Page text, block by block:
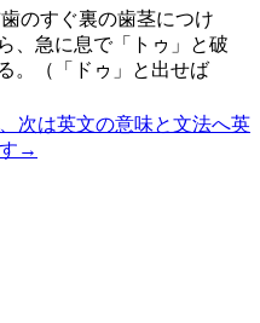
のすぐ裏の歯茎につけ
、急に息で「トゥ」と破
。（「ドゥ」と出せば
次は英文の意味と文法へ英
→